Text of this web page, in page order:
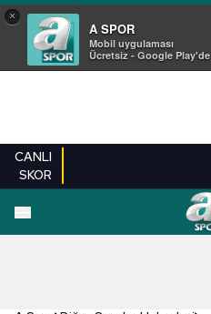
×
A SPOR
Mobil uygulaması
Ücretsiz - Google Play'de
CANLI
SKOR